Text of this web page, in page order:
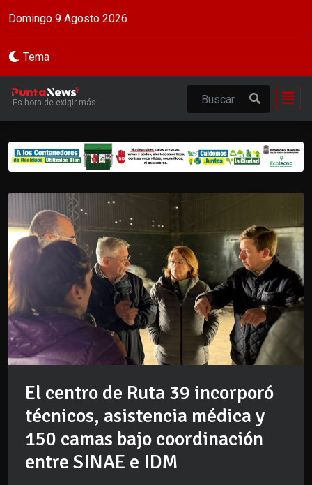
Domingo 9 Agosto 2026
Tema
Es hora de exigir más
El centro de Ruta 39 incorporó
técnicos, asistencia médica y
150 camas bajo coordinación
entre SINAE e IDM